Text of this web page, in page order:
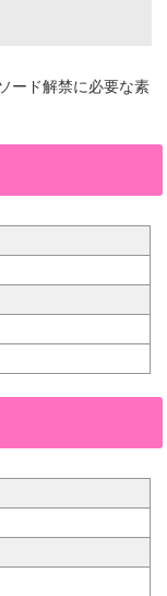
ード解禁に必要な素